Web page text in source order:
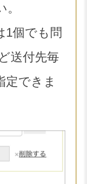
個でも問
送付先毎
定できま